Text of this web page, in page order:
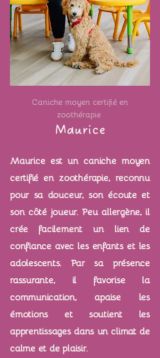
Caniche moyen certifié en
zoothérapie
Maurice
Maurice est un caniche moyen
certifié en zoothérapie, reconnu
pour sa douceur, son écoute et
son côté joueur. Peu allergène, il
crée facilement un lien de
confiance avec les enfants et les
adolescents. Par sa présence
rassurante, il favorise la
communication, apaise les
émotions et soutient les
apprentissages dans un climat de
calme et de plaisir.